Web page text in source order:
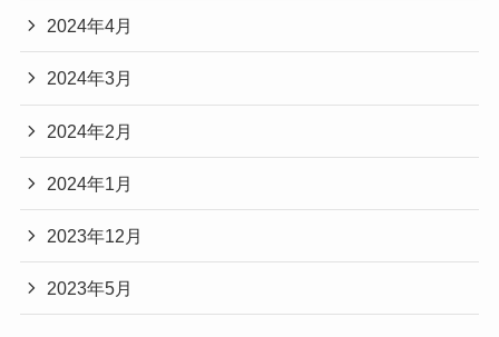
2024年4月
2024年3月
2024年2月
2024年1月
2023年12月
2023年5月